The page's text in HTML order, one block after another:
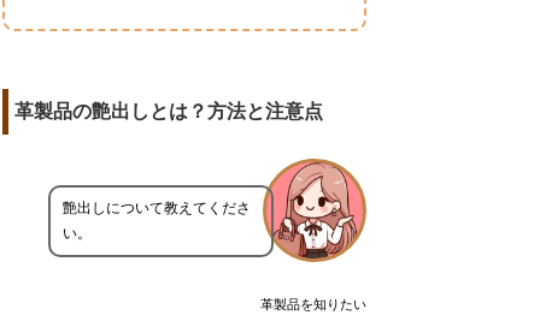
革製品の艶出しとは？方法と注意点
革製品を知りたい
艶出しについて教えてくださ
い。